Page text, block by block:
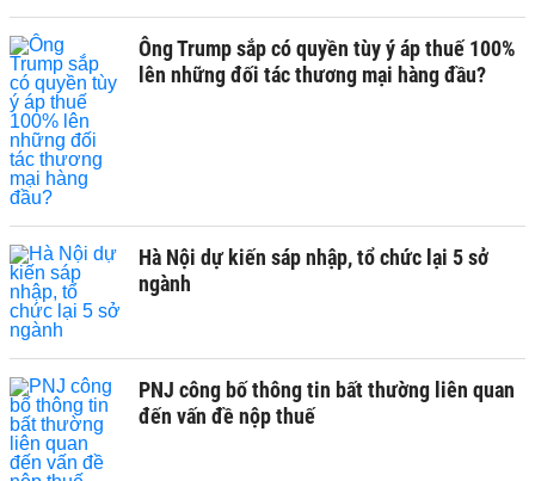
Ông Trump sắp có quyền tùy ý áp thuế 100%
lên những đối tác thương mại hàng đầu?
Hà Nội dự kiến sáp nhập, tổ chức lại 5 sở
ngành
PNJ công bố thông tin bất thường liên quan
đến vấn đề nộp thuế